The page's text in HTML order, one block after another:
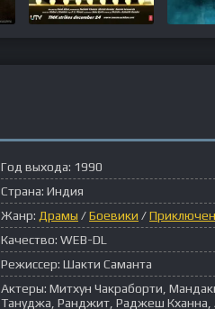
Год выхода: 1990
Страна: Индия
Жанр: Драмы /Боевики /
Качество: WEB-DL
Режиссер: Шакти Саманта
Актеры: Митхун Чакраборти,
Тануджа, Ранджит, Раджеш Кханна,